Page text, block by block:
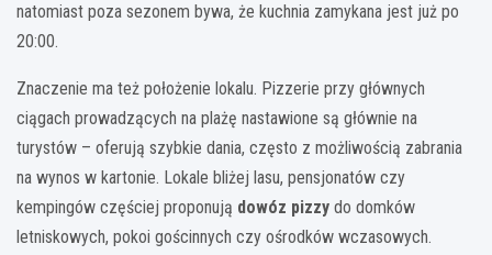
natomiast poza sezonem bywa, że kuchnia zamykana jest już po
20:00.
Znaczenie ma też położenie lokalu. Pizzerie przy głównych
ciągach prowadzących na plażę nastawione są głównie na
turystów – oferują szybkie dania, często z możliwością zabrania
na wynos w kartonie. Lokale bliżej lasu, pensjonatów czy
kempingów częściej proponują dowóz pizzy do domków
letniskowych, pokoi gościnnych czy ośrodków wczasowych.